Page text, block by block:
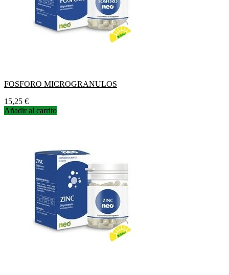
FOSFORO MICROGRANULOS
Precio
15,25 €
Añadir al carrito